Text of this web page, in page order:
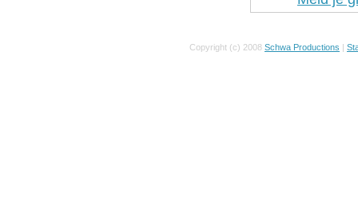
Copyright (c) 2008 Schwa Productions |